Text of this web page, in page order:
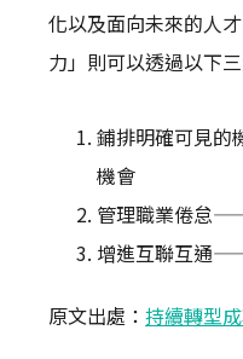
化以及面向未來的人
力」則可以透過以下
鋪排明確可見
機會
管理職業倦怠
增進互聯互通
原文出處： 持續轉型